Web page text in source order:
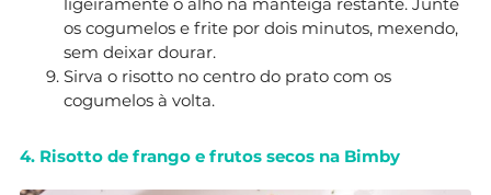
os cogumelos e frite por dois minutos, mexendo,
sem deixar dourar.
Sirva o risotto no centro do prato com os
cogumelos à volta.
4. Risotto de frango e frutos secos na Bimby